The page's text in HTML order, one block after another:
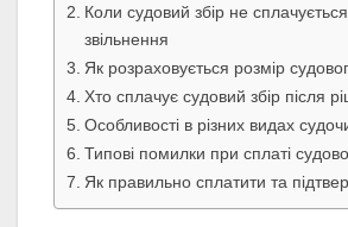
Коли судовий збір не
звільнення
Як розраховується розмір
Хто сплачує судовий збір після
Особливості в різних видах
Типові помилки при сплаті
Як правильно сплатити та